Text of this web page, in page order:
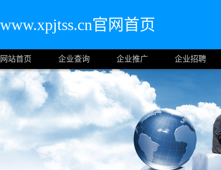
www.xpjtss.cn官网首页
网站首页 企业查询 企业推广 企业招聘